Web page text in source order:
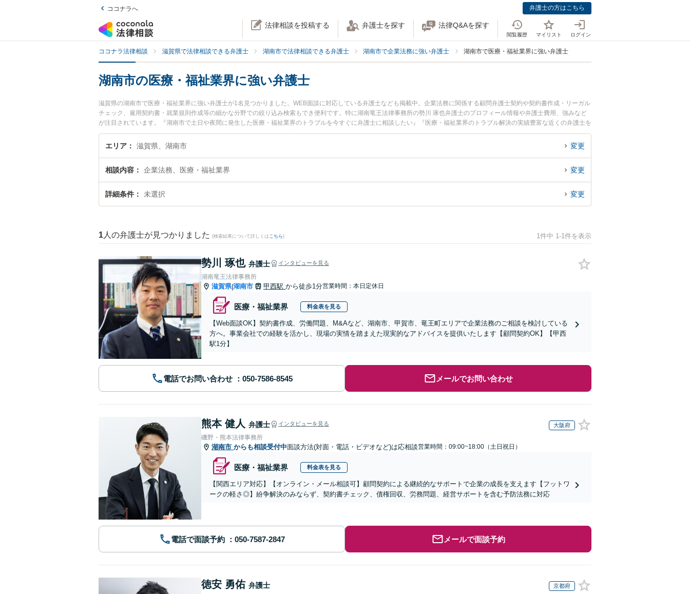
ココナラへ 弁護士の方はこちら
法律相談を投稿する 弁護士を探す 法律Q&Aを探す
閲覧履歴 マイリスト ログイン
ココナラ法律相談 滋賀県で法律相談できる弁護士 湖南市で法律相談できる弁護士 湖南市で企業法務に強い弁護士 湖南市で医療・福祉業界に強い弁護士
湖南市の医療・福祉業界に強い弁護士
滋賀県の湖南市で医療・福祉業界に強い弁護士が1名見つかりました。WEB面談に対応している弁護士なども掲載中。企業法務に関係する顧問弁護士契約や契約書作成・リーガル
チェック、雇用契約書・就業規則作成等の細かな分野での絞り込み検索もでき便利です。特に湖南竜王法律事務所の勢川 琢也弁護士のプロフィール情報や弁護士費用、強みなど
が注目されています。『湖南市で土日や夜間に発生した医療・福祉業界のトラブルを今すぐに弁護士に相談したい』『医療・福祉業界のトラブル解決の実績豊富な近くの弁護士を
検索したい』『初回相談無料で医療・福祉業界を法律相談できる湖南市内の弁護士に相談予約したい』などでお困りの相談者さんにおすすめです。
エリア 滋賀県、湖南市 変更
相談内容 企業法務、医療・福祉業界 変更
詳細条件 未選択 変更
1 人の弁護士が見つかりました (検索結果について詳しくは こちら) 1件中 1-1件を表示
勢川 琢也 弁護士 インタビューを見る
湖南竜王法律事務所
滋賀県|湖南市 甲西駅 から徒歩1分営業時間：本日定休日
医療・福祉業界 料金表を見る
【Web面談OK】契約書作成、労働問題、M&Aなど、湖南市、甲賀市、竜王町エリアで企業法務のご相談を検討している
方へ。事業会社での経験を活かし、現場の実情を踏まえた現実的なアドバイスを提供いたします【顧問契約OK】【甲西
駅1分】
電話でお問い合わせ メールでお問い合わせ
熊本 健人 弁護士 インタビューを見る 大阪府
磯野・熊本法律事務所
湖南市 からも相談受付中面談方法(対面・電話・ビデオなど)は応相談営業時間：09:00~18:00（土日祝日）
医療・福祉業界 料金表を見る
【関西エリア対応】【オンライン・メール相談可】顧問契約による継続的なサポートで企業の成長を支えます【フットワ
ークの軽さ◎】紛争解決のみならず、契約書チェック、債権回収、労務問題、経営サポートを含む予防法務に対応
電話で面談予約 メールで面談予約
徳安 勇佑 弁護士 京都府